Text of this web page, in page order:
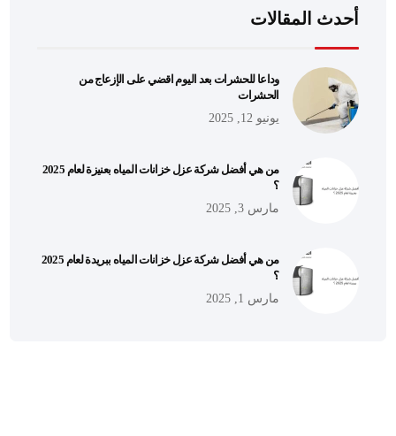
أحدث المقالات
وداعا للحشرات بعد اليوم اقضي على الإزعاج من
الحشرات
يونيو 12, 2025
من هي أفضل شركة عزل خزانات المياه بعنيزة لعام 2025
؟
مارس 3, 2025
من هي أفضل شركة عزل خزانات المياه ببريدة لعام 2025
؟
مارس 1, 2025